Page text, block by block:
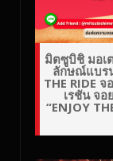
มิตซูบิชิ มอเ
ลักษณ์แบร
THE RIDE
เรชัน จ
“ENJOY